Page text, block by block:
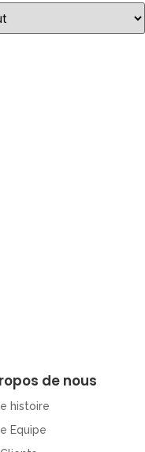
de nous
histoire
Equipe